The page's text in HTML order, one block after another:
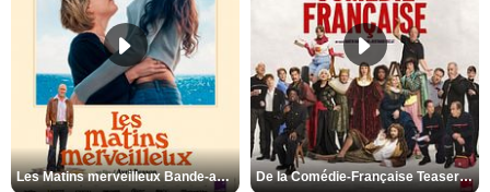
Les Matins merveilleux Bande-annonce VF De la Comédie-Française Teaser VF